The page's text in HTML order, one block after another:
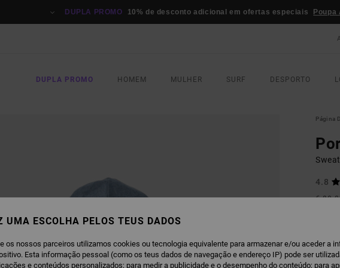
DUPLA PROMO 10% de desconto adicional em ofertas especiais Poupa
DUPLA PROMO HOMEM MULHER SURF DESPORTO
Página
4.8
€
Paga
UMA ESCOLHA PELOS TEUS DADOS
os nossos parceiros utilizamos cookies ou tecnologia equivalente para armazenar e/ou aceder a
Esta informação pessoal (como os teus dados de navegação e endereço IP) pode ser
e conteúdos personalizados; para medir a publicidade e o desempenho do conteúdo; para